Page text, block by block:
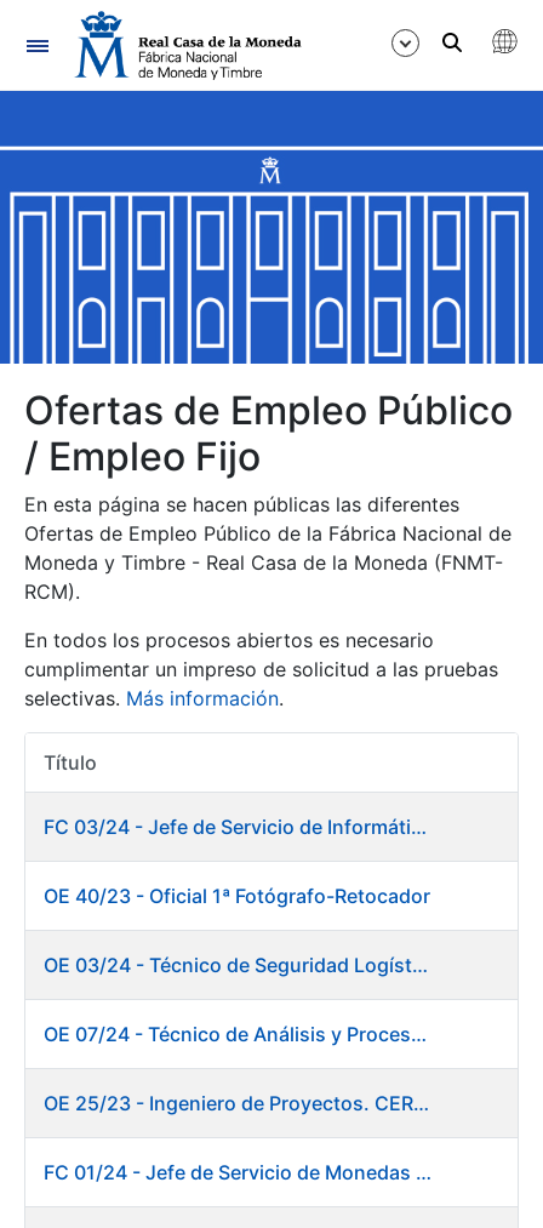
Navegación
Mostrar/Ocultar
Mostrar/Ocultar
Mostrar/Ocultar
Mostrar/Ocultar
Mostrar/Ocultar
Mostrar/Ocultar
Mostrar/Ocultar
Mostrar/Ocultar
Ofertas de Empleo Público
/ Empleo Fijo
En esta página se hacen públicas las diferentes
Ofertas de Empleo Público de la Fábrica Nacional de
Moneda y Timbre - Real Casa de la Moneda (FNMT-
RCM).
En todos los procesos abiertos es necesario
cumplimentar un impreso de solicitud a las pruebas
selectivas. Más información.
Título
FC 03/24 - Jefe de Servicio de Informática de Gestión y Procesos
OE 40/23 - Oficial 1ª Fotógrafo-Retocador
OE 03/24 - Técnico de Seguridad Logística
OE 07/24 - Técnico de Análisis y Procesos de Laboratorio
OE 25/23 - Ingeniero de Proyectos. CERES
FC 01/24 - Jefe de Servicio de Monedas Conmemorativas